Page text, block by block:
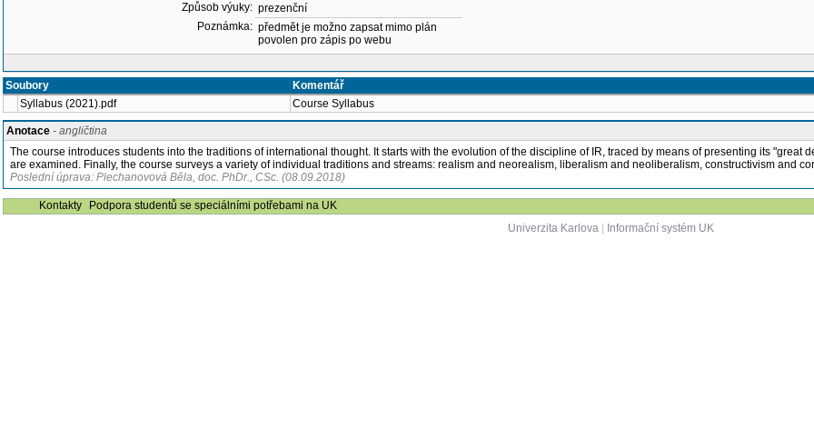
Způsob výuky: prezenční
Poznámka: předmět je možno zapsat mimo plán
povolen pro zápis po webu
Soubory
Komentář
Syllabus (2021).pdf
Course Syllabus
Anotace - angličtina
The course introduces students into the traditions of international thought. It starts with the evolution of the discipline of IR, traced by means of presenting its
are examined. Finally, the course surveys a variety of individual traditions and streams: realism and neorealism, liberalism and neoliberalism, constructivism and
Poslední úprava: Plechanovová Běla, doc. PhDr., CSc. (08.09.2018)
Kontakty
Podpora studentů se speciálními potřebami na UK
Univerzita Karlova| Informační systém UK